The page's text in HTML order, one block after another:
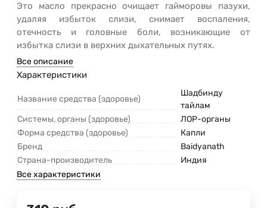
Это масло прекрасно очищает гайморовы пазухи,
удаляя избыток слизи, снимает воспаления,
отечность и головные боли, возникающие от
избытка слизи в верхних дыхательных путях.
Все описание
Характеристики
Название средства (здоровье)
Шадбинду
тайлам
Системы, органы (здоровье)
ЛОР-органы
Форма средства (здоровье)
Капли
Бренд
Baidyanath
Страна-производитель
Индия
Все характеристики